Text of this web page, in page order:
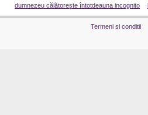
dumnezeu călătorește întotdeauna incognito
Termeni si conditii